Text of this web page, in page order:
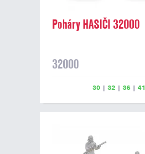
Poháry HASIČI 32000
32000
30| 32| 36| 41